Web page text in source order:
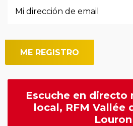
Escuche en directo
local, RFM Vallée
Louron